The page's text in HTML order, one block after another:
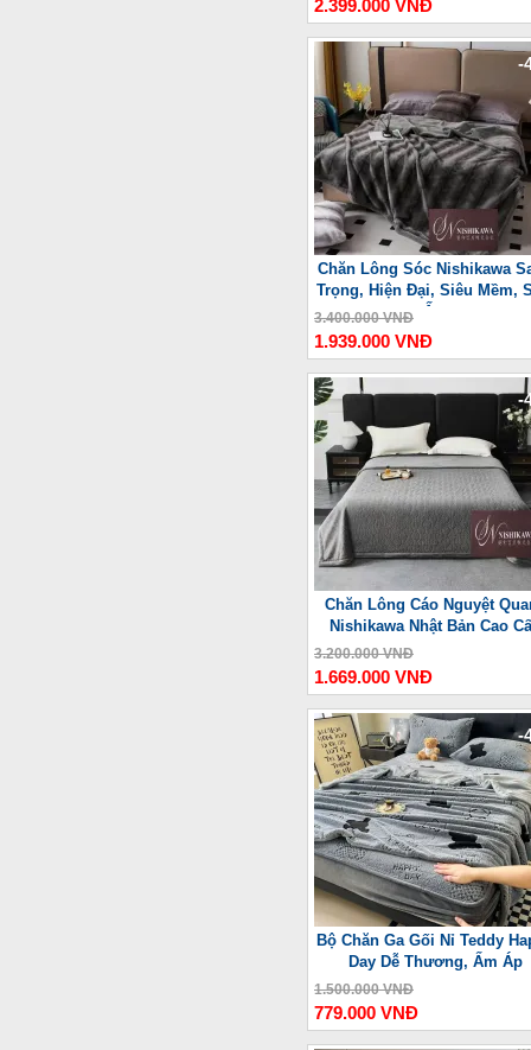
2.399.000 VNĐ
-
Chăn Lông Sóc Nishikawa
Trọng, Hiện Đại, Siêu Mềm,
Ấm
3.400.000 VNĐ
1.939.000 VNĐ
-
Chăn Lông Cáo Nguyệt
Nishikawa Nhật Bản Cao
3.200.000 VNĐ
1.669.000 VNĐ
-
Bộ Chăn Ga Gối Nỉ Teddy
Day Dễ Thương, Ấm Áp
1.500.000 VNĐ
779.000 VNĐ